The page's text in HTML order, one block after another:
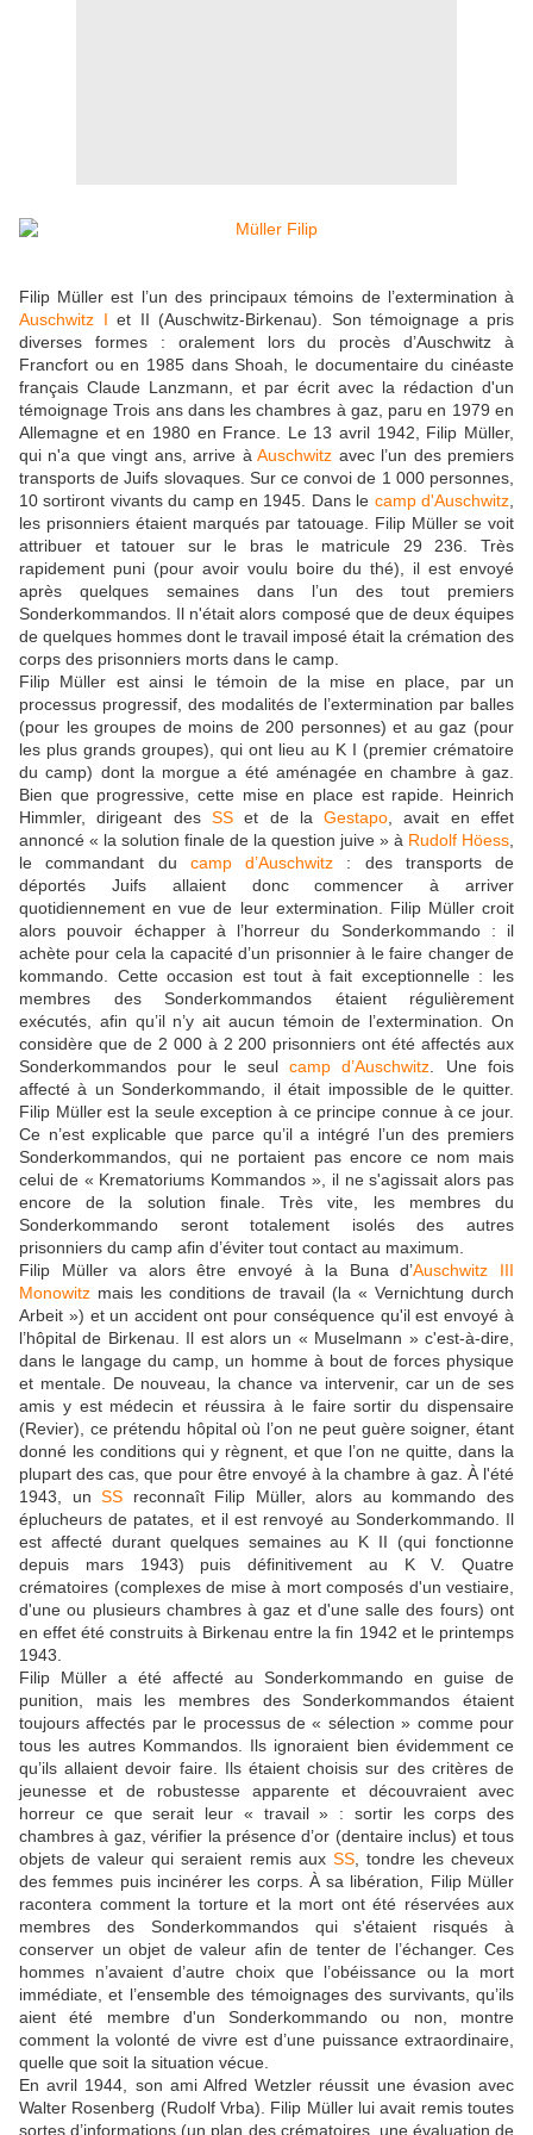
Filip Müller est l’un des principaux témoins de l’extermination à
Auschwitz I et II (Auschwitz-Birkenau). Son témoignage a pris
diverses formes : oralement lors du procès d’Auschwitz à
Francfort ou en 1985 dans Shoah, le documentaire du cinéaste
français Claude Lanzmann, et par écrit avec la rédaction d'un
témoignage Trois ans dans les chambres à gaz, paru en 1979 en
Allemagne et en 1980 en France. Le 13 avril 1942, Filip Müller,
qui n'a que vingt ans, arrive àAuschwitz avec l’un des premiers
transports de Juifs slovaques. Sur ce convoi de 1 000 personnes,
10 sortiront vivants du camp en 1945. Dans le camp d'Auschwitz
les prisonniers étaient marqués par tatouage. Filip Müller se voit
attribuer et tatouer sur le bras le matricule 29 236. Très
rapidement puni (pour avoir voulu boire du thé), il est envoyé
après quelques semaines dans l’un des tout premiers
Sonderkommandos. Il n'était alors composé que de deux équipes
de quelques hommes dont le travail imposé était la crémation des
corps des prisonniers morts dans le camp.
Filip Müller est ainsi le témoin de la mise en place, par un
processus progressif, des modalités de l’extermination par balles
(pour les groupes de moins de 200 personnes) et au gaz (pour
les plus grands groupes), qui ont lieu au K I (premier crématoire
du camp) dont la morgue a été aménagée en chambre à gaz.
Bien que progressive, cette mise en place est rapide. Heinrich
Himmler, dirigeant des SSet de laGestapo , avait en effet
annoncé « la solution finale de la question juive » à Rudolf Höess
le commandant du camp d’Auschwitz : des transports de
déportés Juifs allaient donc commencer à arriver
quotidiennement en vue de leur extermination. Filip Müller croit
alors pouvoir échapper à l’horreur du Sonderkommando : il
achète pour cela la capacité d’un prisonnier à le faire changer de
kommando. Cette occasion est tout à fait exceptionnelle : les
membres des Sonderkommandos étaient régulièrement
exécutés, afin qu’il n’y ait aucun témoin de l’extermination. On
considère que de 2 000 à 2 200 prisonniers ont été affectés aux
Sonderkommandos pour le seulcamp d’Auschwitz . Une fois
affecté à un Sonderkommando, il était impossible de le quitter.
Filip Müller est la seule exception à ce principe connue à ce jour.
Ce n’est explicable que parce qu’il a intégré l’un des premiers
Sonderkommandos, qui ne portaient pas encore ce nom mais
celui de « Krematoriums Kommandos », il ne s'agissait alors pas
encore de la solution finale. Très vite, les membres du
Sonderkommando seront totalement isolés des autres
prisonniers du camp afin d’éviter tout contact au maximum.
Filip Müller va alors être envoyé à la Buna d’Auschwitz III
Monowitz mais les conditions de travail (la « Vernichtung durch
Arbeit ») et un accident ont pour conséquence qu'il est envoyé à
l’hôpital de Birkenau. Il est alors un « Muselmann » c'est-à-dire,
dans le langage du camp, un homme à bout de forces physique
et mentale. De nouveau, la chance va intervenir, car un de ses
amis y est médecin et réussira à le faire sortir du dispensaire
(Revier), ce prétendu hôpital où l’on ne peut guère soigner, étant
donné les conditions qui y règnent, et que l’on ne quitte, dans la
plupart des cas, que pour être envoyé à la chambre à gaz. À l'été
1943, unSS reconnaît Filip Müller, alors au kommando des
éplucheurs de patates, et il est renvoyé au Sonderkommando. Il
est affecté durant quelques semaines au K II (qui fonctionne
depuis mars 1943) puis définitivement au K V. Quatre
crématoires (complexes de mise à mort composés d'un vestiaire,
d'une ou plusieurs chambres à gaz et d'une salle des fours) ont
en effet été construits à Birkenau entre la fin 1942 et le printemps
1943.
Filip Müller a été affecté au Sonderkommando en guise de
punition, mais les membres des Sonderkommandos étaient
toujours affectés par le processus de « sélection » comme pour
tous les autres Kommandos. Ils ignoraient bien évidemment ce
qu’ils allaient devoir faire. Ils étaient choisis sur des critères de
jeunesse et de robustesse apparente et découvraient avec
horreur ce que serait leur « travail » : sortir les corps des
chambres à gaz, vérifier la présence d’or (dentaire inclus) et tous
objets de valeur qui seraient remis aux SS, tondre les cheveux
des femmes puis incinérer les corps. À sa libération, Filip Müller
racontera comment la torture et la mort ont été réservées aux
membres des Sonderkommandos qui s'étaient risqués à
conserver un objet de valeur afin de tenter de l’échanger. Ces
hommes n’avaient d’autre choix que l’obéissance ou la mort
immédiate, et l’ensemble des témoignages des survivants, qu’ils
aient été membre d'un Sonderkommando ou non, montre
comment la volonté de vivre est d’une puissance extraordinaire,
quelle que soit la situation vécue.
En avril 1944, son ami Alfred Wetzler réussit une évasion avec
Walter Rosenberg (Rudolf Vrba). Filip Müller lui avait remis toutes
sortes d’informations (un plan des crématoires, une évaluation de